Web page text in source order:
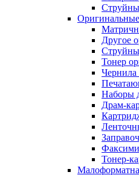
Оригинальные
Другое
Тонер
Чернила
Наборы
Драм-
Тонер-